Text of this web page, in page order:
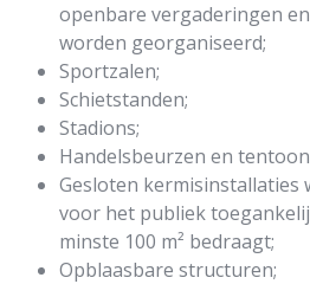
openbare vergaderingen
worden georganiseerd;
Sportzalen;
Schietstanden;
Stadions;
Handelsbeurzen en
Gesloten kermisinstallaties
voor het publiek
minste 100 m² bedraagt;
Opblaasbare structuren;